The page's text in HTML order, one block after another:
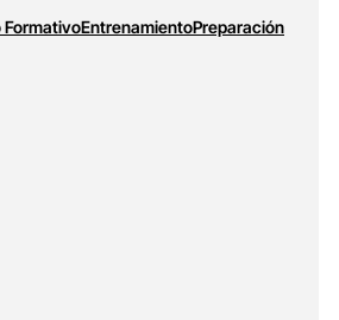
FormativoEntrenamientoPreparación